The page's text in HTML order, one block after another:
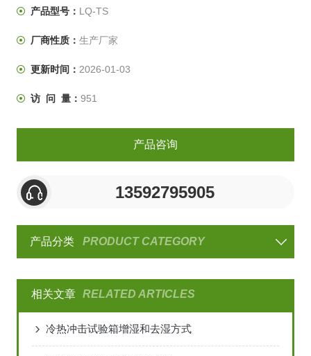
沁采用 流行的制冷控制模式，可以0%~100%自动调节压
30%。制冷及电控关键零配件，使柳沁品牌的半导体冷热
产品型号： LQ-TS
厂商性质： 生产厂家
更新时间： 2026-01-03
访 问 量： 951
产品咨询
13592795905
产品分类 PRODUCT CATEGORY
相关文章 RELATED ARTICLES
冷热冲击试验箱增湿和去湿方式